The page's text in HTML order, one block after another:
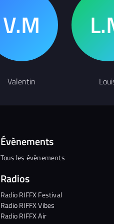
Valentin
Évènements
Tous les évènements
Radios
Radio RIFFX Festival
Radio RIFFX Vibes
Radio RIFFX Air